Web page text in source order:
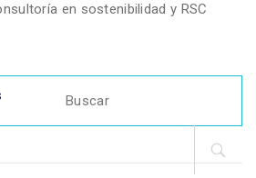
en sostenibilidad y RSC
for: